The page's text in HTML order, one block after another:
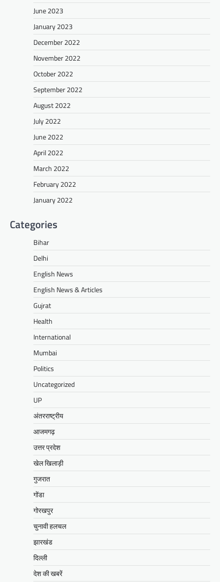
June 2023
January 2023
December 2022
November 2022
October 2022
September 2022
August 2022
July 2022
June 2022
April 2022
March 2022
February 2022
January 2022
Categories
Bihar
Delhi
English News
English News & Articles
Gujrat
Health
International
Mumbai
Politics
Uncategorized
UP
अंतरराष्ट्रीय
आजमगढ़
उत्तर प्रदेश
खेल खिलाड़ी
गुजरात
गोंडा
गोरखपुर
चुनावी हलचल
झारखंड
दिल्ली
देश की खबरें